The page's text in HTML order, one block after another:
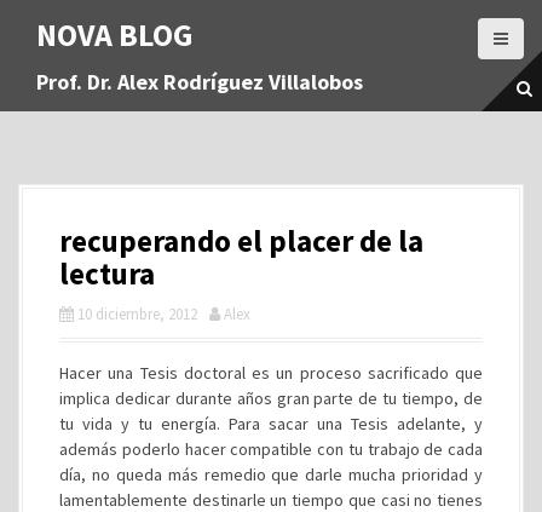
a
NOVA BLOG
Prof. Dr. Alex Rodríguez Villalobos
recuperando el placer de la
lectura
10 diciembre, 2012 Alex
Hacer una Tesis doctoral es un proceso sacrificado que
implica dedicar durante años gran parte de tu tiempo, de
tu vida y tu energía. Para sacar una Tesis adelante, y
además poderlo hacer compatible con tu trabajo de cada
día, no queda más remedio que darle mucha prioridad y
lamentablemente destinarle un tiempo que casi no tienes